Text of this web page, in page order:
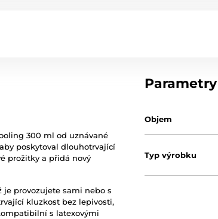
300 ml od uznávané
poskytoval dlouhotrvající
prožitky a přidá nový
provozujete sami nebo s
kluzkost bez lepivosti,
s latexovými
Parametry
Objem
Typ výrobku